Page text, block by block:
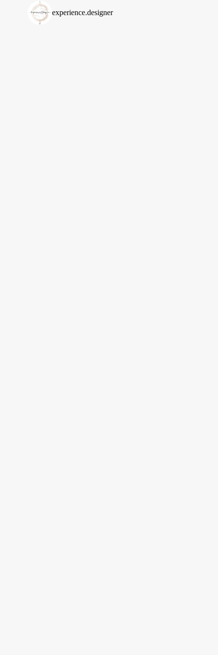
experience.designer